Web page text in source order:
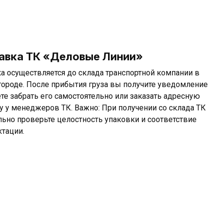
ТК «Деловые Линии»
осуществляется до склада транспортной компании в
После прибытия груза вы получите уведомление
забрать его самостоятельно или заказать адресную
у менеджеров ТК. Важно: При получении со склада ТК
проверьте целостность упаковки и соответствие